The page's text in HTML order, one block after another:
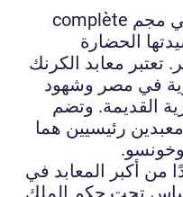
معابد الكرنك في الأقصر هي مجم complète
الحضارة
تعتبر معابد الكرنك
في مصر وشهود
القديمة. وتضم
رئيسيين هما
من أكبر المعابد في
تحت حكم الملك